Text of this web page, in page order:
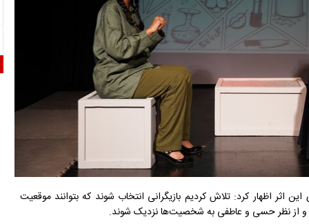
اثر اظهار کرد: تلاش کردیم بازیگرانی انتخاب شوند که بتوانند موقعیت
و از نظر حسی و عاطفی به شخصیت‌ها نزدیک شوند.